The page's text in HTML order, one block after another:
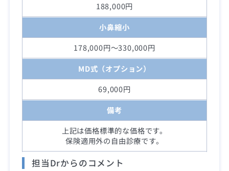
188,000円
小鼻縮小
178,000円～330,000円
MD式（オプション）
69,000円
備考
上記は価格標準的な価格です。
保険適用外の自由診療です。
担当Drからのコメント